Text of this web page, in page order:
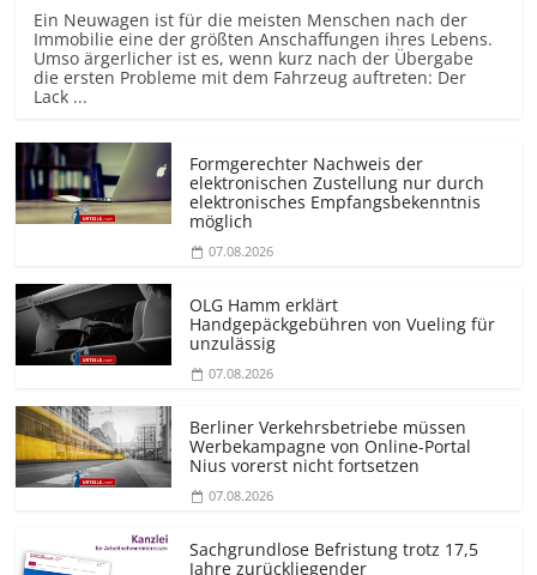
Ein Neuwagen ist für die meisten Menschen nach der
Immobilie eine der größten Anschaffungen ihres Lebens.
Umso ärgerlicher ist es, wenn kurz nach der Übergabe
die ersten Probleme mit dem Fahrzeug auftreten: Der
Lack ...
Formgerechter Nachweis der
elektronischen Zustellung nur durch
elektronisches Empfangsbekenntnis
möglich
07.08.2026
OLG Hamm erklärt
Handgepäckgebühren von Vueling für
unzulässig
07.08.2026
Berliner Verkehrsbetriebe müssen
Werbekampagne von Online-Portal
Nius vorerst nicht fortsetzen
07.08.2026
Sachgrundlose Befristung trotz 17,5
Jahre zurückliegender